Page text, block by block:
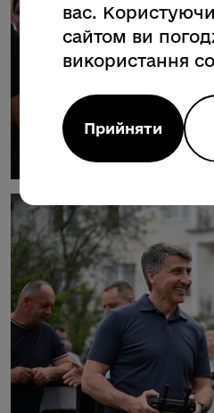
вас.
сайтом ви
використання
Прийняти